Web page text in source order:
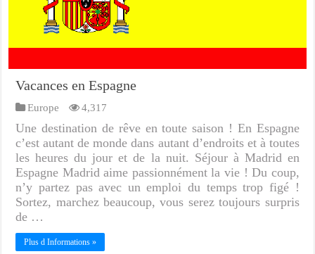
Vacances en Espagne
Europe 4,317
Une destination de rêve en toute saison ! En Espagne
c’est autant de monde dans autant d’endroits et à toutes
les heures du jour et de la nuit. Séjour à Madrid en
Espagne Madrid aime passionnément la vie ! Du coup,
n’y partez pas avec un emploi du temps trop figé !
Sortez, marchez beaucoup, vous serez toujours surpris
de …
Plus d Informations »